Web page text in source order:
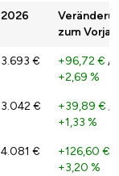
2026
zum
3.693 € +96,72 € /
+2,69 %
3.042 € +39,89 € /
+1,33 %
4.081 € +126,60 €
+3,20 %